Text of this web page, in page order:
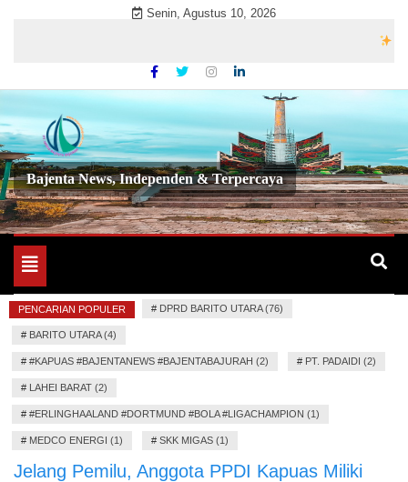
Senin, Agustus 10, 2026
Bajenta News, Independen & Terpercaya
Toggle
navigation
PENCARIAN POPULER # DPRD BARITO UTARA (76)
# BARITO UTARA (4)
# #KAPUAS #BAJENTANEWS #BAJENTABAJURAH (2) # PT. PADAIDI (2)
# LAHEI BARAT (2)
# #ERLINGHAALAND #DORTMUND #BOLA #LIGACHAMPION (1)
# MEDCO ENERGI (1) # SKK MIGAS (1)
Jelang Pemilu, Anggota PPDI Kapuas Miliki